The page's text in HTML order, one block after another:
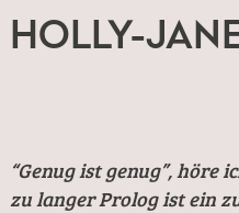
HOLLY-
“Genug ist genug”, höre
zu langer Prolog ist ein